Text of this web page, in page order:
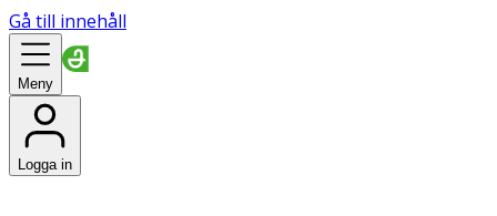
Gå till innehåll
Meny
Logga in